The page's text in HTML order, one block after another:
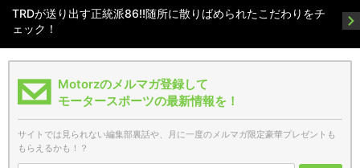
TRDが送り出す正統派86!!随所に散りばめられたこだわりをチ
ェック！
Motorzのメルマガ登録して
モータースポーツの最新情報を！
サイトでは見られない編集部裏話や、月に一度のメルマガ限定豪華プレゼントも
もらえるかも！？